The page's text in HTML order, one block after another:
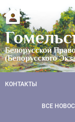
Белорусской
(Белорусского
КОНТАКТЫ
ВСЕ